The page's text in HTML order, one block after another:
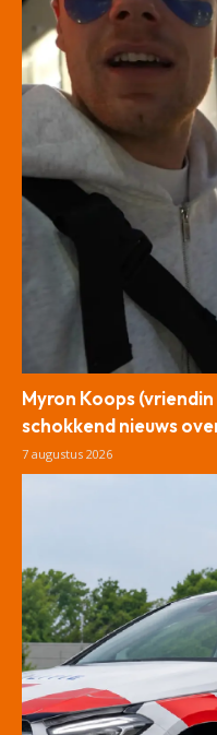
Myron Koops
schokkend nieuws
7 augustus 2026